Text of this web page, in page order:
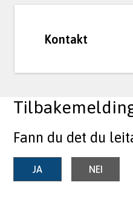
Kontakt
Fann du det du
JA NEI